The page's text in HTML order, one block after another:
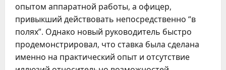
опытом аппаратной работы, а офицер,
привыкший действовать непосредственно “в
полях”. Однако новый руководитель быстро
продемонстрировал, что ставка была сделана
именно на практический опыт и отсутствие